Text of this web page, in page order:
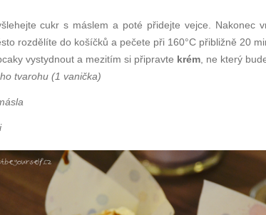
cukr s máslem a poté přidejte vejce. Nakonec
rozdělíte do košíčků a pečete při 160°C přibližně 20
vystydnout a mezitím si připravte krém , ne který
tvarohu (1 vanička)